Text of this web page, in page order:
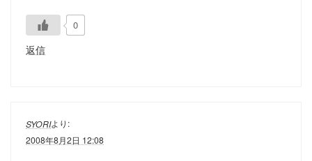
0
返信
SYORIより:
2008年8月2日 12:08